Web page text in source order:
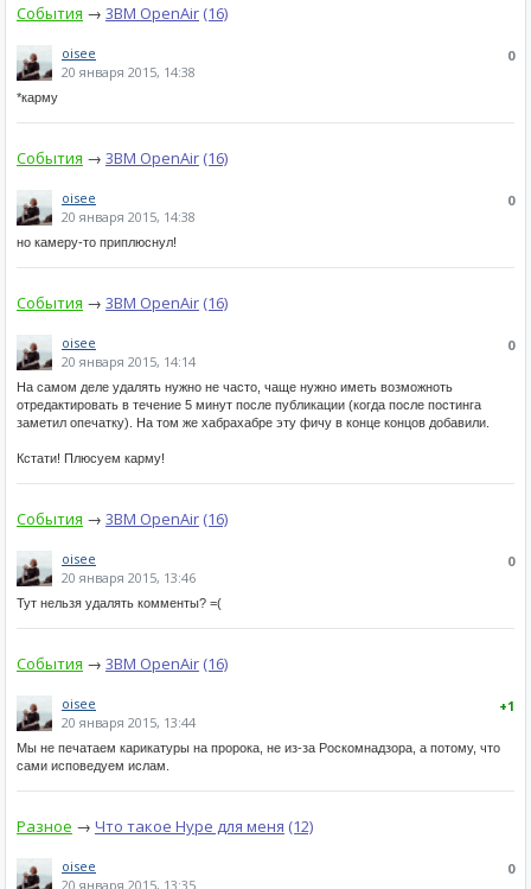
События → 3BM OpenAir (16)
0
oisee
20 января 2015, 14:38
*карму
События → 3BM OpenAir (16)
0
oisee
20 января 2015, 14:38
но камеру-то приплюснул!
События → 3BM OpenAir (16)
0
oisee
20 января 2015, 14:14
На самом деле удалять нужно не часто, чаще нужно иметь возможноть
отредактировать в течение 5 минут после публикации (когда после постинга
заметил опечатку). На том же хабрахабре эту фичу в конце концов добавили.
Кстати! Плюсуем карму!
События → 3BM OpenAir (16)
0
oisee
20 января 2015, 13:46
Тут нельзя удалять комменты? =(
События → 3BM OpenAir (16)
+1
oisee
20 января 2015, 13:44
Мы не печатаем карикатуры на пророка, не из-за Роскомнадзора, а потому, что
сами исповедуем ислам.
Разное → Что такое Hype для меня (12)
0
oisee
20 января 2015, 13:35